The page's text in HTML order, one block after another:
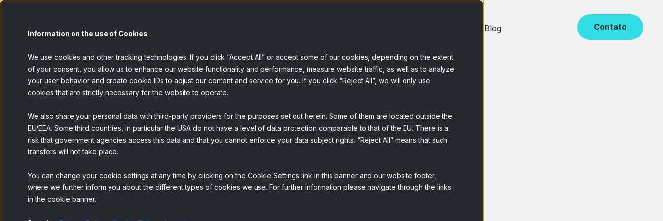
Information on the use of Cookies
We use cookies and other tracking technologies. If you click “Accept All” or accept some of our cookies, depending on the extent
of your consent, you allow us to enhance our website functionality and performance, measure website traffic, as well as to analyze
your user behavior and create cookie IDs to adjust our content and service for you. If you click “Reject All”, we will only use
cookies that are strictly necessary for the website to operate.
We also share your personal data with third-party providers for the purposes set out herein. Some of them are located outside the
EU/EEA. Some third countries, in particular the USA do not have a level of data protection comparable to that of the EU. There is a
risk that government agencies access this data and that you cannot enforce your data subject rights. “Reject All” means that such
transfers will not take place.
You can change your cookie settings at any time by clicking on the Cookie Settings link in this banner and our website footer,
where we further inform you about the different types of cookies we use. For further information please navigate through the links
in the cookie banner.
Blog Contato
Descubra nossos
novos produtos